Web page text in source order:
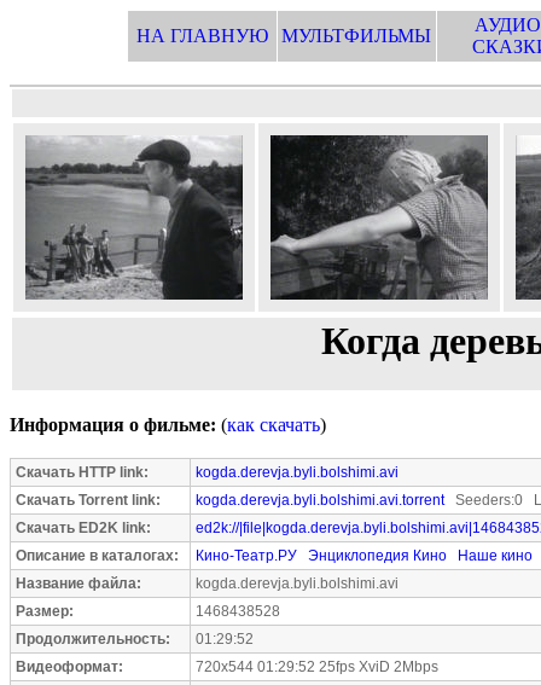
НА ГЛАВНУЮ МУЛЬТФИЛЬМЫ
Когда
Информация о фильме: (как скачать)
Скачать HTTP link:
kogda.derevja.byli.bolshimi.avi
Скачать Torrent link:
kogda.derevja.byli.bolshimi.avi.torrentSeeders:0
Скачать ED2K link:
ed2k://
Описание в каталогах:
Кино-Театр.РУ Энциклопедия Кино
Наше кино
Название файла:
kogda.derevja.byli.bolshimi.avi
Размер:
1468438528
Продолжительность:
01:29:52
Видеоформат:
720x544 01:29:52 25fps XviD 2Mbps